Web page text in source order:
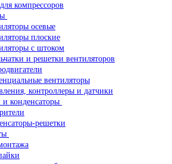
компрессоров
осевые
плоские
с штоком
и решетки вентиляторов
вентиляторы
контроллеры и датчики
конденсаторы
решетки